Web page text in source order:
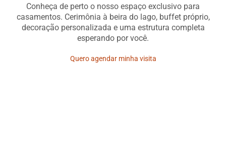
Conheça de perto o nosso espaço exclusivo para
casamentos. Cerimônia à beira do lago, buffet próprio,
decoração personalizada e uma estrutura completa
esperando por você.
Quero agendar minha visita